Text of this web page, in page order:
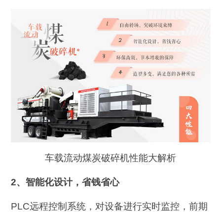
车载流动煤炭破碎机性能大解析
2、智能化设计，省钱省心
PLC远程控制系统，对设备进行实时监控，前期